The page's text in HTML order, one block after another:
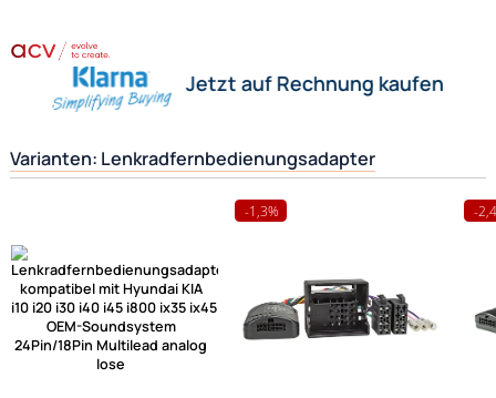
funktionstüchtig miteinander zu verbinden.
Herstellerinformationen
passende Produkte
Ähnliche Produkte anzeigen
Frage zum Artikel stellen